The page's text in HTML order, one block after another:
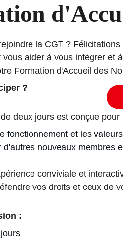
la CGT ?
vous aider à vous intégrer et
Formation d'Accueil des
?
deux jours est conçue pour
fonctionnement et les
d'autres nouveaux membres
conviviale et
vos droits et ceux de
: